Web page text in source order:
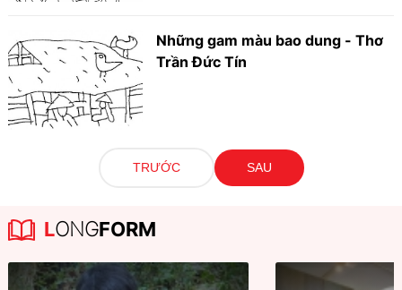
Những gam màu bao dung - Thơ
Trần Đức Tín
TRƯỚC SAU
LONGFORM